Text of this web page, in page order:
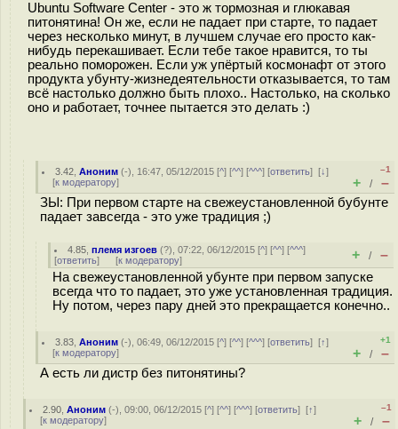
Ubuntu Software Center - это ж тормозная и глюкавая
питонятина! Он же, если не падает при старте, то падает
через несколько минут, в лучшем случае его просто как-
нибудь перекашивает. Если тебе такое нравится, то ты
реально поморожен. Если уж упёртый космонафт от этого
продукта убунту-жизнедеятельности отказывается, то там
всё настолько должно быть плохо.. Настолько, на сколько
оно и работает, точнее пытается это делать :)
3.42 ,Аноним (-), 16:47, 05/12/2015 [^] [^^] [^^^] [ответить][↓]
[к модератору]
–1
+ / –
ЗЫ: При первом старте на свежеустановленной бубунте
падает завсегда - это уже традиция ;)
4.85 ,племя изгоев (?), 07:22, 06/12/2015 [^] [^^] [^^^]
[ответить] [к модератору] + / –
На свежеустановленной убунте при первом запуске
всегда что то падает, это уже установленная традиция.
Ну потом, через пару дней это прекращается конечно..
3.83 ,Аноним (-), 06:49, 06/12/2015 [^] [^^] [^^^] [ответить][↑]
[к модератору]
+1
+ / –
А есть ли дистр без питонятины?
2.90 ,Аноним (-), 09:00, 06/12/2015 [^] [^^] [^^^] [ответить][↑]
[к модератору]
–1
+ / –